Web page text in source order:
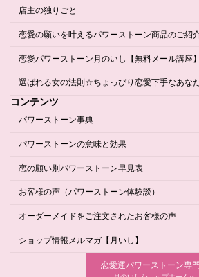
店主の独りごと
恋愛の願いを叶えるパワーストーン商品のご紹
恋愛パワーストーン月のいし【無料メール講座】
選ばれる女の法則☆ちょっぴり恋愛下手なあな
コンテンツ
パワーストーン事典
パワーストーンの意味と効果
恋の願い別パワーストーン早見表
お客様の声（パワーストーン体験談）
オーダーメイドをご注文されたお客様の声
ショップ情報メルマガ【月いし】
恋愛運パワーストーン専